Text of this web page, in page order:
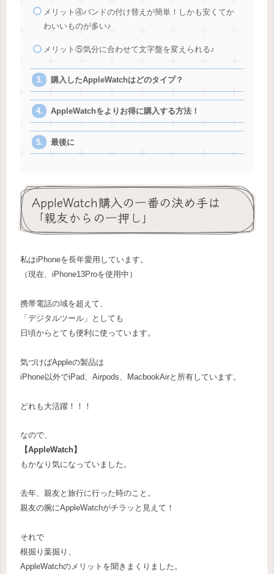
メリット④バンドの付け替えが簡単！しかも安くてか
わいいものが多い♪
メリット⑤気分に合わせて文字盤を変えられる♪
購入したAppleWatchはどのタイプ？
AppleWatchをよりお得に購入する方法！
最後に
AppleWatch購入の一番の決め手は
「親友からの一押し」
私はiPhoneを長年愛用しています。
（現在、iPhone13Proを使用中）
携帯電話の域を超えて、
「デジタルツール」としても
日頃からとても便利に使っています。
気づけばAppleの製品は
iPhone以外でiPad、Airpods、MacbookAirと所有しています。
どれも大活躍！！！
なので、
【AppleWatch】
もかなり気になっていました。
去年、親友と旅行に行った時のこと。
親友の腕にAppleWatchがチラッと見えて！
それで
根掘り葉掘り、
AppleWatchのメリットを聞きまくりました。